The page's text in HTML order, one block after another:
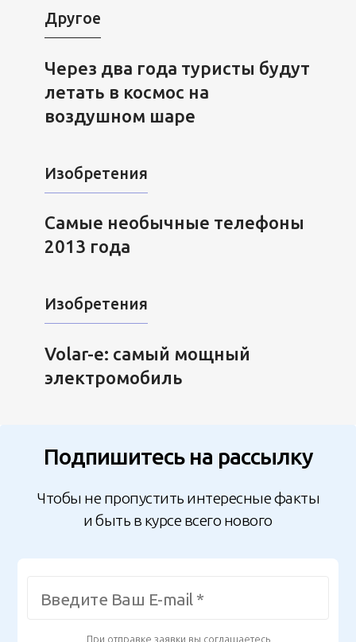
Другое
Через два года туристы будут
летать в космос на
воздушном шаре
Изобретения
Самые необычные телефоны
2013 года
Изобретения
Volar-e: самый мощный
электромобиль
Подпишитесь на рассылку
Чтобы не пропустить интересные факты
и быть в курсе всего нового
При отправке заявки вы соглашаетесь